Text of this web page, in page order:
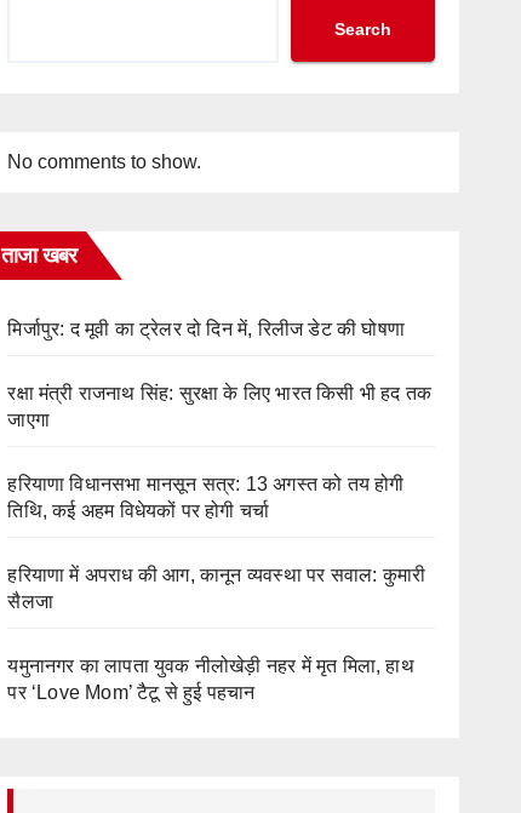
Search
No comments to show.
ताजा खबर
मिर्जापुर: द मूवी का ट्रेलर दो दिन में, रिलीज डेट की घोषणा
रक्षा मंत्री राजनाथ सिंह: सुरक्षा के लिए भारत किसी भी हद तक
जाएगा
हरियाणा विधानसभा मानसून सत्र: 13 अगस्त को तय होगी
तिथि, कई अहम विधेयकों पर होगी चर्चा
हरियाणा में अपराध की आग, कानून व्यवस्था पर सवाल: कुमारी
सैलजा
यमुनानगर का लापता युवक नीलोखेड़ी नहर में मृत मिला, हाथ
पर ‘Love Mom’ टैटू से हुई पहचान